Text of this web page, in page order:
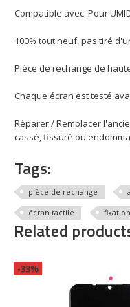
Compatible avec: Pour
100% tout neuf, pas tiré
Pièce de rechange de
Chaque écran est testé
Réparer / Remplacer
cassé, fissuré ou
Tags:
pièce de rechange
écran tactile
fixation
Related
-33%